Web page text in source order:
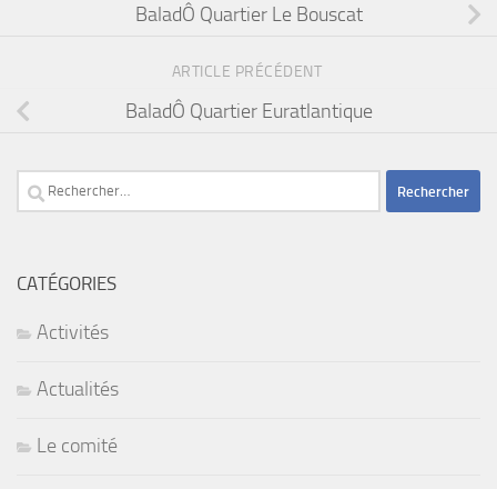
BaladÔ Quartier Le Bouscat
ARTICLE PRÉCÉDENT
BaladÔ Quartier Euratlantique
Rechercher :
CATÉGORIES
Activités
Actualités
Le comité